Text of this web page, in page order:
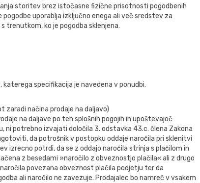
storitev brez istočasne fizične prisotnosti pogodbenih
uporablja izključno enega ali več sredstev za
trenutkom, ko je pogodba sklenjena.
specifikacija je navedena v ponudbi.
zaradi načina prodaje na daljavo)
na daljave po teh splošnih pogojih in upoštevajoč
ni potrebno izvajati določila 3. odstavka 43.c. člena Zakona
da potrošnik v postopku oddaje naročila pri sklenitvi
izrecno potrdi, da se z oddajo naročila strinja s plačilom in
z besedami »naročilo z obveznostjo plačila« ali z drugo
povezana obveznost plačila podjetju ter da
ali naročilo ne zavezuje. Prodajalec bo namreč v vsakem